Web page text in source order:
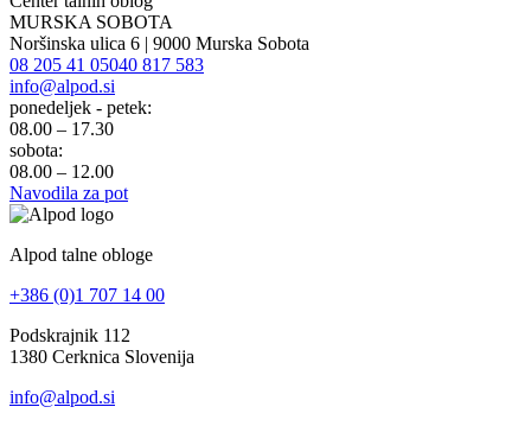
MURSKA SOBOTA
Noršinska ulica 6 | 9000 Murska Sobota
08 205 41 05040 817 583
info@alpod.si
ponedeljek - petek:
08.00 – 17.30
sobota:
08.00 – 12.00
Navodila za pot
Alpod talne obloge
+386 (0)1 707 14 00
Podskrajnik 112
1380 Cerknica Slovenija
info@alpod.si